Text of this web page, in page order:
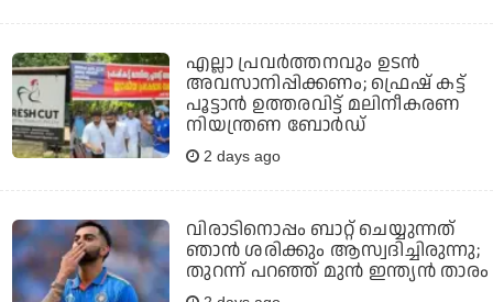
എല്ലാ പ്രവര്‍ത്തനവും ഉടന്‍
അവസാനിപ്പിക്കണം; ഫ്രെഷ് കട്ട്
പൂട്ടാന്‍ ഉത്തരവിട്ട് മലിനീകരണ
നിയന്ത്രണ ബോര്‍ഡ്
2 days ago
വിരാടിനൊപ്പം ബാറ്റ് ചെയ്യുന്നത്
ഞാന്‍ ശരിക്കും ആസ്വദിച്ചിരുന്നു;
തുറന്ന് പറഞ്ഞ് മുന്‍ ഇന്ത്യന്‍ താരം